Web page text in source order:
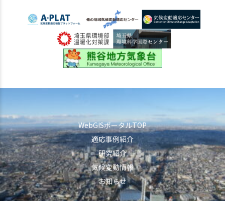
WebGISポータルTOP
適応事例紹介
研究紹介
気候変動情報
お知らせ